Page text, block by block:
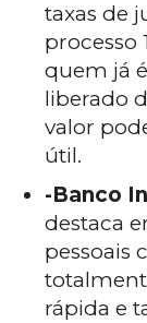
taxas de
processo
quem já
liberado
valor
útil.
-Banco
destaca
pessoais
rápida e